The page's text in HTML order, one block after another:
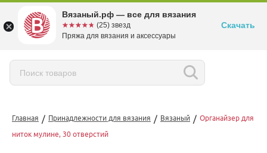
Главная / Принадлежности для вязания / Вязаный / Органайзер для
ниток мулине, 30 отверстий
Вязаный.рф — все для вязания
☆☆☆☆☆
★★★★★ (25) звезд
Пряжа для вязания и аксессуары
Скачать